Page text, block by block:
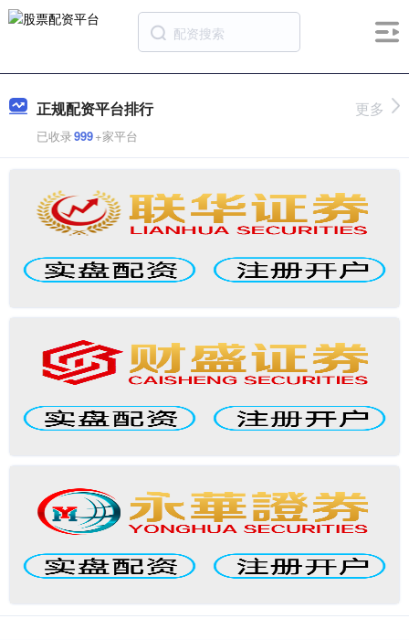
正规配资平台排行
已收录999+家平台
更多